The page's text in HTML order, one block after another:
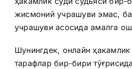
жисмоний учрашуви эмас,
учрашуви асосида амалга
Шунингдек, онлайн
тарафлар бир-бири